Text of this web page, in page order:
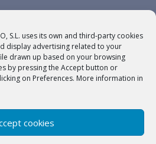
S.L. uses its own and third-party cookies
display advertising related to your
drawn up based on your browsing
by pressing the Accept button or
on Preferences. More information in
cookies